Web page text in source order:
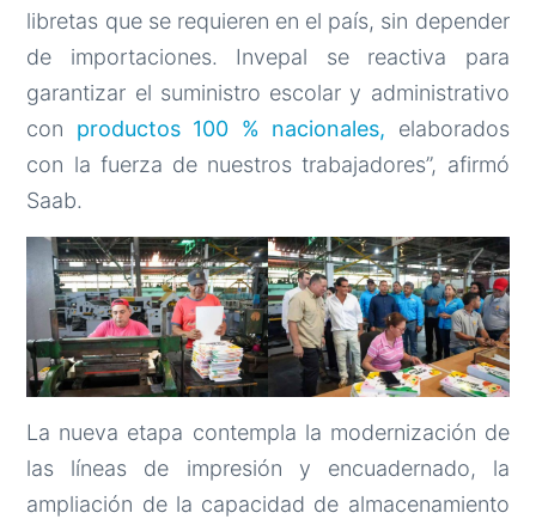
libretas que se requieren en el país, sin depender
de importaciones. Invepal se reactiva para
garantizar el suministro escolar y administrativo
con productos 100 % nacionales, elaborados
con la fuerza de nuestros trabajadores”, afirmó
Saab.
La nueva etapa contempla la modernización de
las líneas de impresión y encuadernado, la
ampliación de la capacidad de almacenamiento